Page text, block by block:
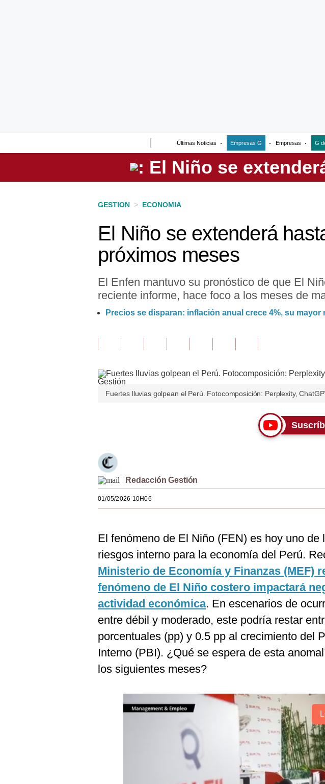
Últimas Noticias Empresas G Empresas G
Perú
GESTION > ECONOMIA
El Niño se extenderá
próximos meses
El Enfen mantuvo su pronóstico de que El
reciente informe, hace foco a los meses de
Precios se disparan: inflación anual crece 4%, su mayor
Fuertes lluvias golpean el Perú. Fotocomposición: Perplexity,
Redacción Gestión
01/05/2026 10H06
El fenómeno de El Niño (FEN) es hoy uno de
riesgos interno para la economía del Perú.
Ministerio de Economía y Finanzas (MEF)
fenómeno de El Niño costero impactará
actividad económica. En escenarios de
entre débil y moderado, este podría restar
porcentuales (pp) y 0.5 pp al crecimiento del
Interno (PBI). ¿Qué se espera de esta
los siguientes meses?